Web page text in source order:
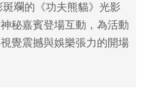
斕的《功夫熊貓》光影
秘嘉賓登場互動，為活動
覺震撼與娛樂張力的開場